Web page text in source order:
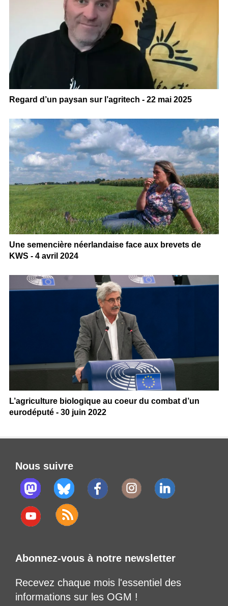
Regard d’un paysan sur l’agritech - 22 mai 2025
Une semencière néerlandaise face aux brevets de
KWS - 4 avril 2024
L’agriculture biologique au coeur du combat d’un
eurodéputé - 30 juin 2022
Nous suivre
Abonnez-vous à notre newsletter
Recevez chaque mois l'essentiel des
informations sur les OGM !